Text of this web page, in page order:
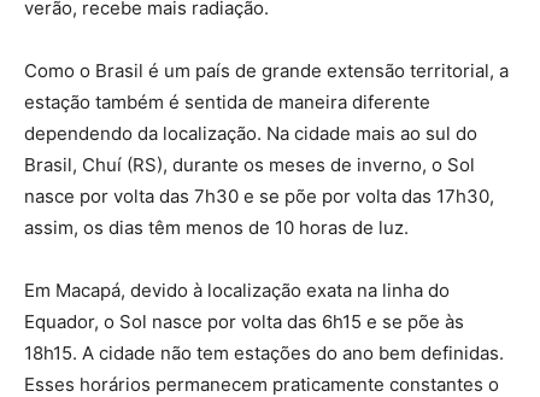
verão, recebe mais radiação.
Como o Brasil é um país de grande extensão territorial, a
estação também é sentida de maneira diferente
dependendo da localização. Na cidade mais ao sul do
Brasil, Chuí (RS), durante os meses de inverno, o Sol
nasce por volta das 7h30 e se põe por volta das 17h30,
assim, os dias têm menos de 10 horas de luz.
Em Macapá, devido à localização exata na linha do
Equador, o Sol nasce por volta das 6h15 e se põe às
18h15. A cidade não tem estações do ano bem definidas.
Esses horários permanecem praticamente constantes o